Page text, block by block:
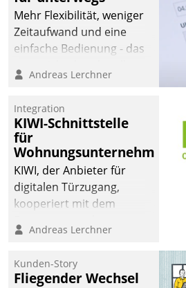
Mehr Flexibilität, weniger
Zeitaufwand und eine
einfache Bedienung - das
Cockpit für mobile
Datatrain. Die meravis
Wohnungsbau- und
Immobilien GmbH hat
sich dabei für den Betrieb
der Lösung über die SAP
Cloud Platform
Unternehmen am
Andreas Lerchner
Integration
KIWI-Schnittstelle
für
Wohnungsunternehmen
KIWI, der Anbieter für
digitalen Türzugang,
kooperiert mit dem
Softwareentwicklungshaus
Andreas Lerchner
Kunden-Story
Fliegender Wechsel